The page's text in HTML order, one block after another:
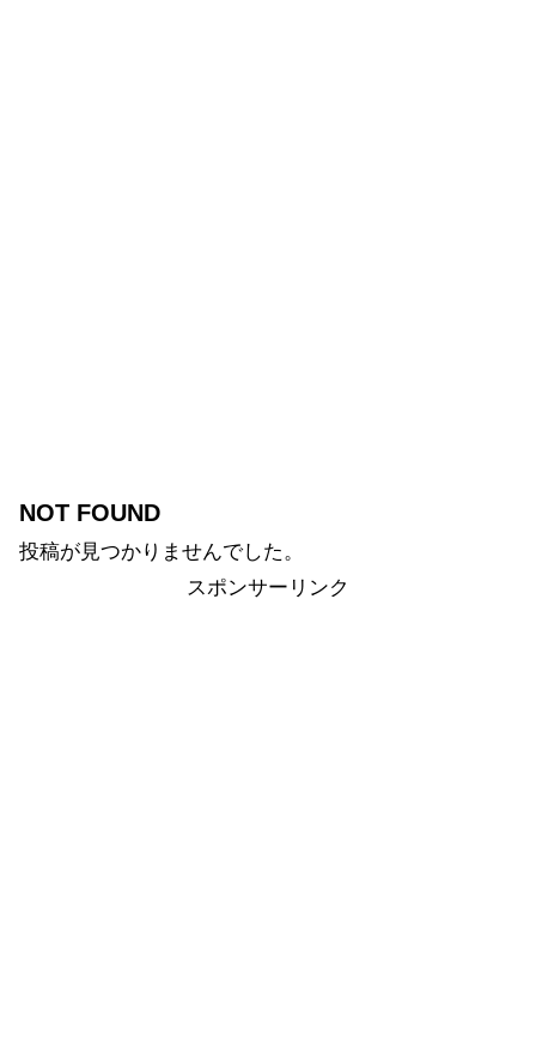
NOT FOUND
投稿が見つかりませんでした。
スポンサーリンク